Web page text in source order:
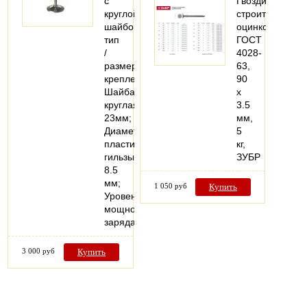
круглой
шайбой;
тип
/
размер
крепления
Шайба
круглая
23мм;
Диаметр
пластиковой
гильзы
8.5
мм;
Уровень
мощности
заряда…
3 000 руб Купить
строительные
оцинкованные
ГОСТ
4028-
63,
90
х
3.5
мм,
5
кг,
ЗУБР
1 050 руб Купить